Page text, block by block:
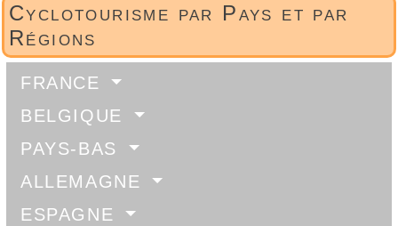
Cyclotourisme par Pays et par
Régions
FRANCE
BELGIQUE
PAYS-BAS
ALLEMAGNE
ESPAGNE